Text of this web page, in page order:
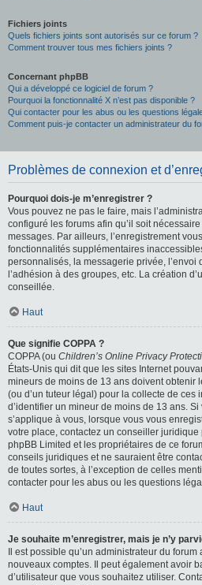
Fichiers joints
Quels fichiers joints sont autorisés sur ce forum ?
Comment trouver tous mes fichiers joints ?
Concernant phpBB
Qui a développé ce logiciel de forum ?
Pourquoi la fonctionnalité X n’est pas disponible ?
Qui contacter pour les abus ou les questions
Comment puis-je contacter un administrateur du
Problèmes de connexion et
Pourquoi dois-je m’enregistrer ?
Vous pouvez ne pas le faire, mais
configuré les forums afin qu’il soit
messages. Par ailleurs, l’enregistrement
fonctionnalités supplémentaires
personnalisés, la messagerie privée, l’envoi
l’adhésion à des groupes, etc. La création
conseillée.
Haut
Que signifie COPPA ?
COPPA (ou Children’s Online Privacy
États-Unis qui dit que les sites Internet
mineurs de moins de 13 ans doivent obtenir
(ou d’un tuteur légal) pour la collecte de ces
d’identifier un mineur de moins de 13 ans.
s’applique à vous, lorsque vous vous
votre place, contactez un conseiller
phpBB Limited et les propriétaires de ce
conseils juridiques et ne sauraient être
de toutes sortes, à l’exception de celles
contacter pour les abus ou les questions
Haut
Je souhaite m’enregistrer, mais je n’y
Il est possible qu’un administrateur du
nouveaux comptes. Il peut également avoir
d’utilisateur que vous souhaitez utiliser.